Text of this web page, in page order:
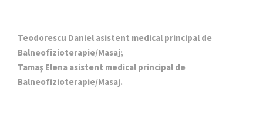
Teodorescu Daniel asistent medical principal de
Balneofizioterapie/Masaj;
Tamaş Elena asistent medical principal de
Balneofizioterapie/Masaj.